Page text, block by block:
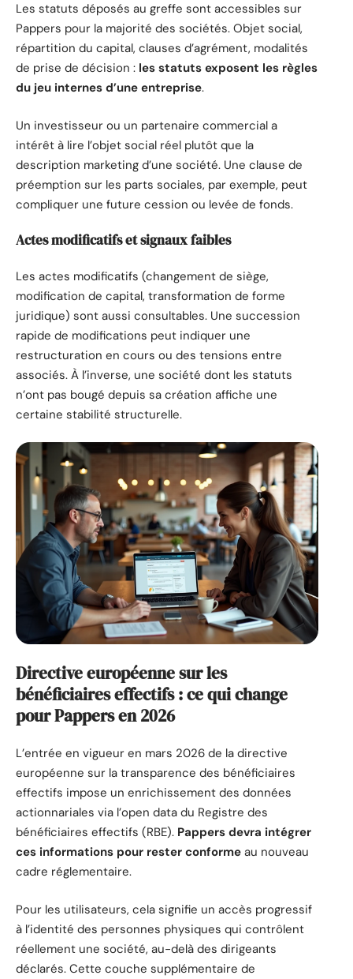
Les statuts déposés au greffe sont accessibles sur
Pappers pour la majorité des sociétés. Objet social,
répartition du capital, clauses d’agrément, modalités
de prise de décision : les statuts exposent les règles
du jeu internes d’une entreprise.
Un investisseur ou un partenaire commercial a
intérêt à lire l’objet social réel plutôt que la
description marketing d’une société. Une clause de
préemption sur les parts sociales, par exemple, peut
compliquer une future cession ou levée de fonds.
Actes modificatifs et signaux faibles
Les actes modificatifs (changement de siège,
modification de capital, transformation de forme
juridique) sont aussi consultables. Une succession
rapide de modifications peut indiquer une
restructuration en cours ou des tensions entre
associés. À l’inverse, une société dont les statuts
n’ont pas bougé depuis sa création affiche une
certaine stabilité structurelle.
Directive européenne sur les
bénéficiaires effectifs : ce qui change
pour Pappers en 2026
L’entrée en vigueur en mars 2026 de la directive
européenne sur la transparence des bénéficiaires
effectifs impose un enrichissement des données
actionnariales via l’open data du Registre des
bénéficiaires effectifs (RBE). Pappers devra intégrer
ces informations pour rester conforme au nouveau
cadre réglementaire.
Pour les utilisateurs, cela signifie un accès progressif
à l’identité des personnes physiques qui contrôlent
réellement une société, au-delà des dirigeants
déclarés. Cette couche supplémentaire de